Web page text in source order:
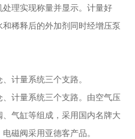
理实现称量并显示。计量好
稀释后的外加剂同时经增压泵
量系统三个支路。
计量系统三个支路。由空气压
气缸等组成，采用国内名牌大
磁阀采用亚德客产品。